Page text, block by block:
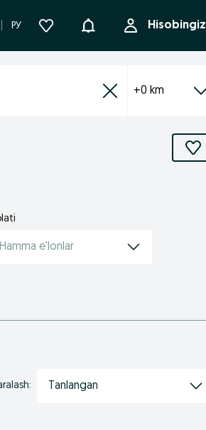
РУ Bildirishnoma Hisobingiz
+0 km
Hamma e'lonlar
Tanlangan